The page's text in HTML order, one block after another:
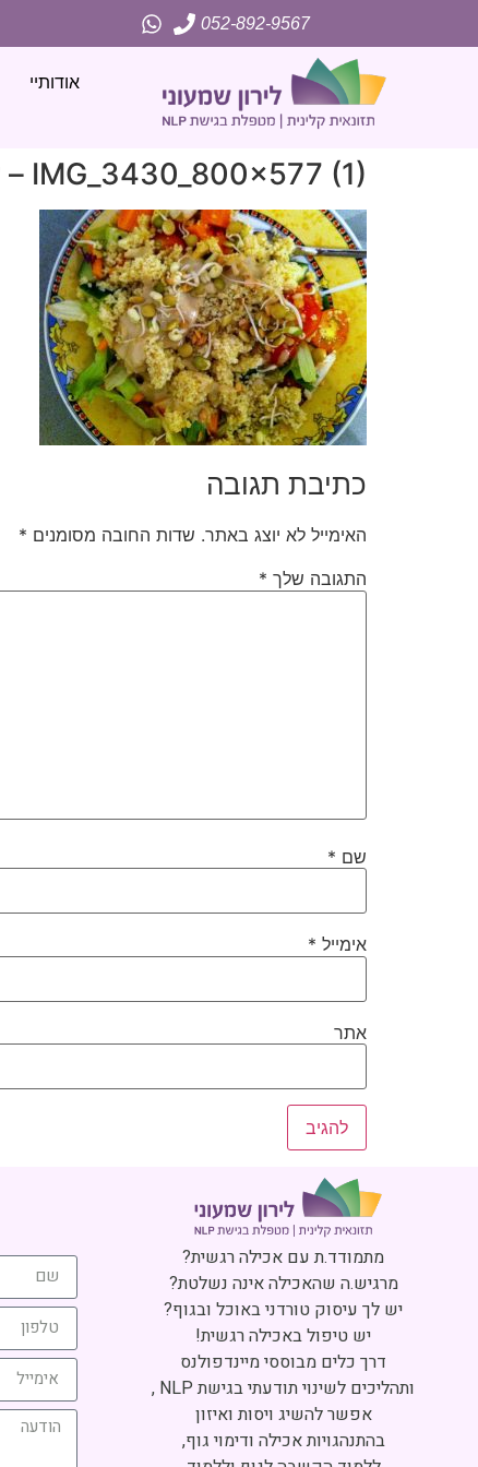
052-892-9567
אודותיי
כתיבת תגובה
האימייל לא יוצג באתר. שדות החובה מסומנים *
התגובה שלך *
שם *
אימייל *
אתר
מתמודד.ת עם אכילה רגשית?
מרגיש.ה שהאכילה אינה נשלטת?
יש לך עיסוק טורדני באוכל ובגוף?
יש טיפול באכילה רגשית!
דרך כלים מבוססי מיינדפולנס
ותהליכים לשינוי תודעתי בגישת NLP ,
אפשר להשיג ויסות ואיזון
בהתנהגויות אכילה ודימוי גוף,